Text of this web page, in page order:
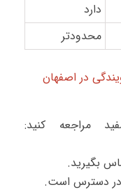
دارد
محدودتر
مراجعه کنید:
بگیرید.
در دسترس است.